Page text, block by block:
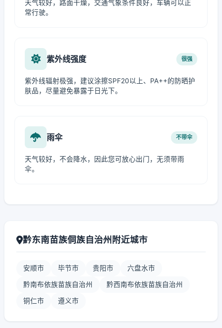
天气较好，路面干燥，交通气象条件良好，车辆可以正
常行驶。
紫外线强度 很强
紫外线辐射极强，建议涂擦SPF20以上、PA++的防晒护
肤品，尽量避免暴露于日光下。
雨伞 不带伞
天气较好，不会降水，因此您可放心出门，无须带雨
伞。
黔东南苗族侗族自治州附近城市
安顺市 毕节市 贵阳市 六盘水市
黔南布依族苗族自治州 黔西南布依族苗族自治州
铜仁市 遵义市